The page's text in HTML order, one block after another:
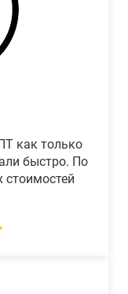
как только
быстро. По
стоимостей